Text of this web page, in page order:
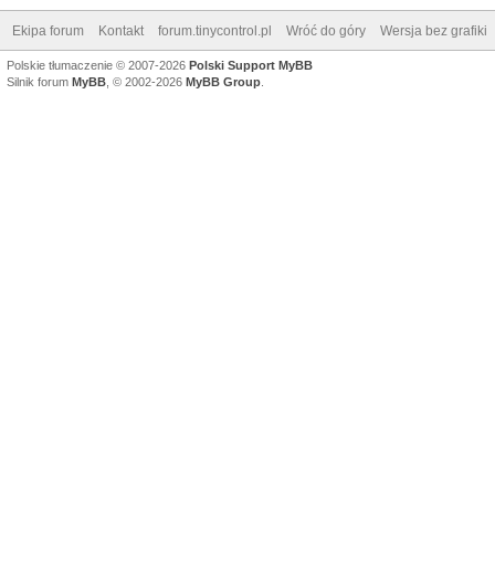
Ekipa forum Kontakt forum.tinycontrol.pl Wróć do góry Wersja bez grafiki
Polskie tłumaczenie © 2007-2026 Polski Support MyBB
Silnik forum MyBB , © 2002-2026 MyBB Group